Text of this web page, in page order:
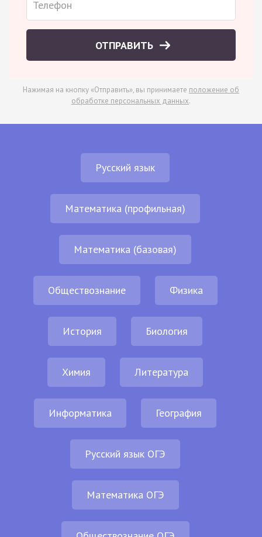
ОТПРАВИТЬ
Нажимая на кнопку «Отправить», вы принимаете положение об
обработке персональных данных.
Русский язык
Математика (профильная)
Математика (базовая)
Обществознание Физика
История Биология
Химия Литература
Информатика География
Русский язык ОГЭ
Математика ОГЭ